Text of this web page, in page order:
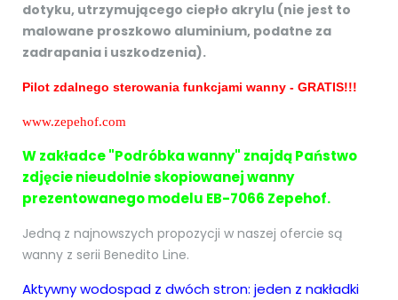
dotyku, utrzymującego ciepło akrylu (nie jest to
malowane proszkowo aluminium, podatne za
zadrapania i uszkodzenia).
Pilot zdalnego sterowania funkcjami wanny - GRATIS!!!
www.zepehof.com
W zakładce "Podróbka wanny" znajdą Państwo
zdjęcie nieudolnie skopiowanej wanny
prezentowanego modelu EB-7066 Zepehof.
Jedną z najnowszych propozycji w naszej ofercie są
wanny z serii Benedito Line.
Aktywny wodospad z dwóch stron: jeden z nakładki